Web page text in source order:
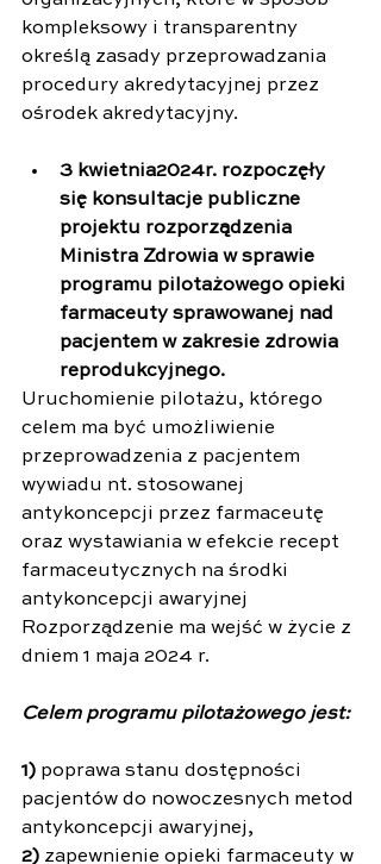
kompleksowy i transparentny
określą zasady przeprowadzania
procedury akredytacyjnej przez
ośrodek akredytacyjny.
3 kwietnia2024r. rozpoczęły
się konsultacje publiczne
projektu rozporządzenia
Ministra Zdrowia w sprawie
programu pilotażowego opieki
farmaceuty sprawowanej nad
pacjentem w zakresie zdrowia
reprodukcyjnego.
Uruchomienie pilotażu, którego
celem ma być umożliwienie
przeprowadzenia z pacjentem
wywiadu nt. stosowanej
antykoncepcji przez farmaceutę
oraz wystawiania w efekcie recept
farmaceutycznych na środki
antykoncepcji awaryjnej
Rozporządzenie ma wejść w życie z
dniem 1 maja 2024 r.
Celem programu pilotażowego jest:
1) poprawa stanu dostępności
pacjentów do nowoczesnych metod
antykoncepcji awaryjnej,
2) zapewnienie opieki farmaceuty w